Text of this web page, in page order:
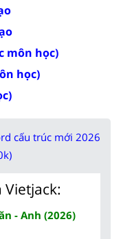
môn học)
học)
cấu trúc mới 2026
Vietjack:
- Anh (2026)